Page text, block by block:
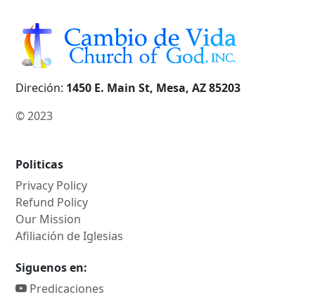
Direción: 1450 E. Main St, Mesa, AZ 85203
© 2023
Politicas
Privacy Policy
Refund Policy
Our Mission
Afiliación de Iglesias
Siguenos en:
Predicaciones